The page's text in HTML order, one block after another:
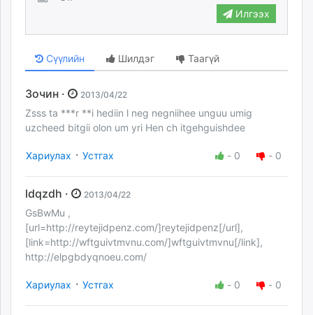
Илгээх
Сүүлийн Шилдэг Таагүй
Зочин · 2013/04/22
Zsss ta ***r **i hediin l neg negniihee unguu umig
uzcheed bitgii olon um yri Hen ch itgehguishdee
Хариулах · Устгах - 0 - 0
ldqzdh · 2013/04/22
GsBwMu ,
[url=http://reytejidpenz.com/]reytejidpenz[/url],
[link=http://wftguivtmvnu.com/]wftguivtmvnu[/link],
http://elpgbdyqnoeu.com/
Хариулах · Устгах - 0 - 0